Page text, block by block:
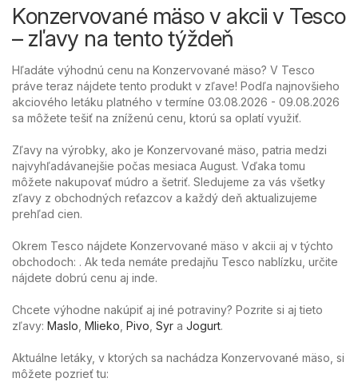
Konzervované mäso v akcii v Tesco
– zľavy na tento týždeň
Hľadáte výhodnú cenu na Konzervované mäso? V Tesco
práve teraz nájdete tento produkt v zľave! Podľa najnovšieho
akciového letáku platného v termíne 03.08.2026 - 09.08.2026
sa môžete tešiť na zníženú cenu, ktorú sa oplatí využiť.
Zľavy na výrobky, ako je Konzervované mäso, patria medzi
najvyhľadávanejšie počas mesiaca August. Vďaka tomu
môžete nakupovať múdro a šetriť. Sledujeme za vás všetky
zľavy z obchodných reťazcov a každý deň aktualizujeme
prehľad cien.
Okrem Tesco nájdete Konzervované mäso v akcii aj v týchto
obchodoch: . Ak teda nemáte predajňu Tesco nablízku, určite
nájdete dobrú cenu aj inde.
Chcete výhodne nakúpiť aj iné potraviny? Pozrite si aj tieto
zľavy: Maslo Mlieko Pivo Syr a Jogurt.
Aktuálne letáky, v ktorých sa nachádza Konzervované mäso, si
môžete pozrieť tu: